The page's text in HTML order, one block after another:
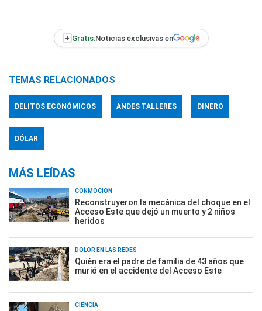
+ Gratis:Noticias exclusivas en
TEMAS RELACIONADOS
DELITOS ECONÓMICOS ANDES TALLERES DINERO
DÓLAR
MÁS LEÍDAS
CONMOCIÓN
Reconstruyeron la mecánica del choque en el
Acceso Este que dejó un muerto y 2 niños
heridos
DOLOR EN LAS REDES
Quién era el padre de familia de 43 años que
murió en el accidente del Acceso Este
CIENCIA